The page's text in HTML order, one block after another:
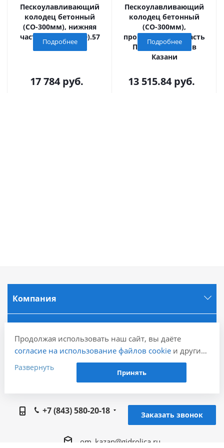
Пескоулавливающий
колодец бетонный
(СО-300мм), нижняя
часть ПКП 56.49(30).57
в Казани
17 784руб.
Подробнее
Пескоулавливающий
колодец бетонный
(СО-300мм),
промежуточная часть
ПКП 56.49(30).52 в
Казани
13 515.84руб.
Подробнее
Компания
+7 (843) 580-20-18
Заказать звонок
om_kazan@gidrolica.ru
Продолжая использовать наш сайт, вы даёте
согласие на использование файлов cookieи других
пользовательских данных (включая IP-адрес,
сведения о местоположении, устройстве, действиях
ретаргетинга и использования систем аналитики
(например, Яндекс.Метрика), в соответствии с
Политикой обработки персональных
Развернуть
Принять